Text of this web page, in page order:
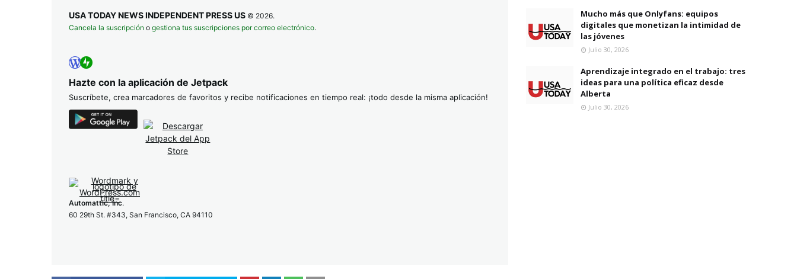
USA TODAY NEWS INDEPENDENT PRESS US © 2026.
Cancela la suscripción o gestiona tus suscripciones por correo electrónico.
Hazte con la aplicación de Jetpack
Suscríbete, crea marcadores de favoritos y recibe notificaciones en tiempo real: ¡todo desde la misma aplicación!
Automattic, Inc.
60 29th St. #343, San Francisco, CA 94110
Mucho más que Onlyfans: equipos
digitales que monetizan la intimidad de
las jóvenes
Julio 30, 2026
Aprendizaje integrado en el trabajo: tres
ideas para una política eficaz desde
Alberta
Julio 30, 2026